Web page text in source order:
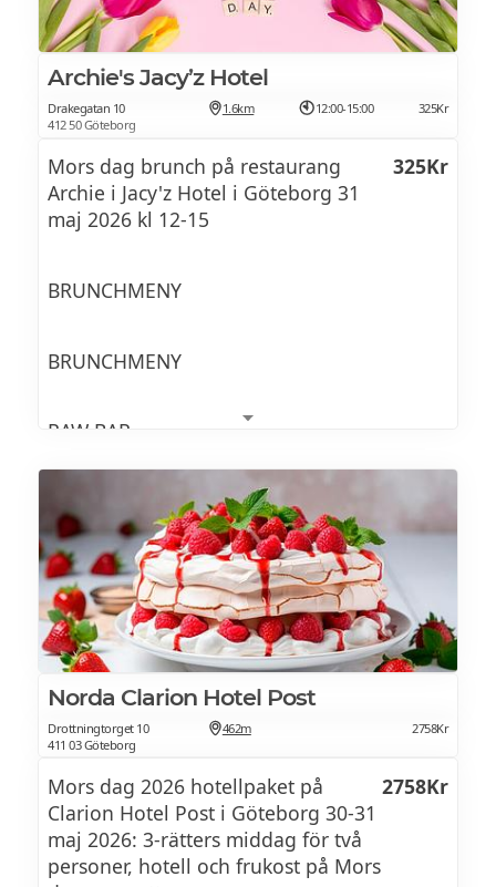
med varm bärkompott och vaniljglass
Créme Brûlée 95 kr
Archie's Jacy’z Hotel
Drakegatan 10
412 50 Göteborg
1.6km 12:00-15:00 325Kr
Mors dag brunch på restaurang
Archie i Jacy'z Hotel i Göteborg 31
maj 2026 kl 12-15
325Kr
BRUNCHMENY
BRUNCHMENY
RAW BAR
Ostron med pålägg
Bifftartar med Gochujangmajonnäs och
sesam
Gambas Yucatan-stil med nachos
KALL BUFFÉ
Kallskuret
Waldorfsallad
Gör din egen Caesarsallad
Blandade ostar
Norda Clarion Hotel Post
Drottningtorget 10
411 03 Göteborg
462m 2758Kr
Mors dag 2026 hotellpaket på
Clarion Hotel Post i Göteborg 30-31
maj 2026: 3-rätters middag för två
personer, hotell och frukost på Mors
2758Kr